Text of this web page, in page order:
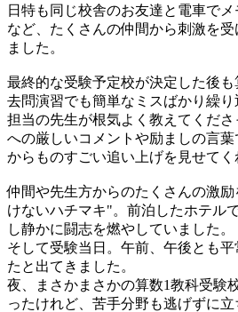
日特も同じ校舎のお友達と電車で
など、たくさんの仲間から刺激を
ました。
最終的な受験予定校が決定した後
去問演習でも簡単なミスばかり繰
担当の先生が根気よく教えてくだ
への厳しいコメントや励ましの言
からものすごい追い上げを見せてく
仲間や先生方からのたくさんの激
けないハチマキ"。前泊したホテル
し静かに闘志を燃やしていました。
そして受験当日。午前、午後とも
たと出てきました。
夜、まさかまさかの算数1教科受験
ったけれど、苦手分野も逃げずに